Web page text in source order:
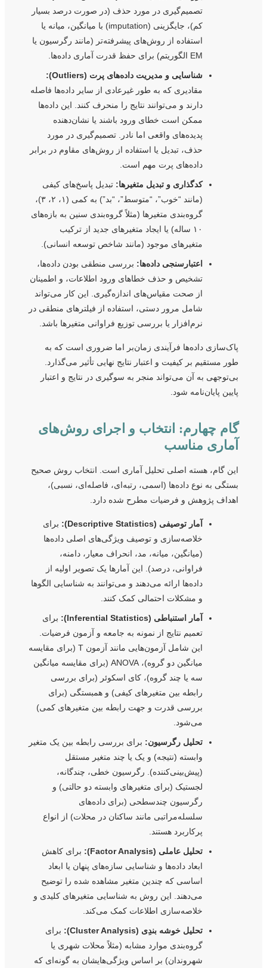
تصمیم‌گیری در مورد حذف (در صورت درصد بسیار
کم)، جایگزینی (imputation) با میانگین، میانه یا
استفاده از روش‌های پیشرفته‌تر (مانند رگرسیون یا
شناسایی و مدیریت داده‌های پرت (Outliers):
مقادیری که به طور غیرعادی از سایر داده‌ها فاصله
دارند و می‌توانند نتایج را منحرف کنند. این داده‌ها
ممکن است خطای ورود باشند یا نشان‌دهنده
پدیده‌های واقعی اما نادر. تصمیم‌گیری در مورد
حذف، تبدیل یا استفاده از روش‌های مقاوم در برابر
داده‌های پرت مهم است.
کدگذاری و تبدیل متغیرها:تبدیل پاسخ‌های کیفی
(مانند “خوب”، “متوسط”، “بد”) به کمی (۱، ۲، ۳)،
گروه‌بندی متغیرها (مثلاً گروه‌بندی سنین به بازه‌های
۱۰ ساله) یا ایجاد متغیرهای جدید از ترکیب
متغیرهای موجود (مانند شاخص توسعه انسانی).
اعتبارسنجی داده‌ها: بررسی منطقی بودن داده‌ها،
تشخیص و حذف خطاهای ورود اطلاعات، و اطمینان
از صحت مقیاس‌های اندازه‌گیری. این کار می‌تواند
شامل مرور دستی، استفاده از فیلترهای منطقی در
نرم‌افزار یا بررسی توزیع فراوانی متغیرها باشد.
پاک‌سازی داده‌ها فرآیندی زمان‌بر اما ضروری است که به
طور مستقیم بر کیفیت و اعتبار نتایج نهایی تأثیر می‌گذارد.
بی‌توجهی به آن می‌تواند منجر به سوگیری در نتایج و اعتبار
پایین پایان‌نامه شود.
گام چهارم: انتخاب و اجرای روش‌های
آماری مناسب
این گام، هسته اصلی تحلیل آماری است. انتخاب روش صحیح
بستگی به نوع داده‌ها (اسمی، رتبه‌ای، فاصله‌ای، نسبی)،
اهداف پژوهش و فرضیات مطرح شده دارد.
آمار توصیفی (Descriptive Statistics):
برای
خلاصه‌سازی و توصیف ویژگی‌های اصلی داده‌ها
(میانگین، میانه، مد، انحراف معیار، دامنه،
فراوانی، درصد). این آمارها یک تصویر اولیه از
داده‌ها ارائه می‌دهند و می‌توانند به شناسایی الگوها
و مشکلات احتمالی کمک کنند.
آمار استنباطی (Inferential Statistics):
برای
تعمیم نتایج از نمونه به جامعه و آزمون فرضیات.
این شامل آزمون‌هایی مانند آزمون T (برای مقایسه
میانگین دو گروه)، ANOVA (برای مقایسه میانگین
سه یا چند گروه)، کای اسکوئر (برای بررسی
رابطه بین متغیرهای کیفی) و همبستگی (برای
بررسی قدرت و جهت رابطه بین متغیرهای کمی)
می‌شود.
تحلیل رگرسیون:برای بررسی رابطه بین یک متغیر
وابسته (نتیجه) و یک یا چند متغیر مستقل
(پیش‌بینی‌کننده). رگرسیون خطی، چندگانه،
لجستیک (برای متغیرهای وابسته دو حالتی) و
رگرسیون چندسطحی (برای داده‌های
سلسله‌مراتبی مانند ساکنان در محلات) از انواع
پرکاربرد هستند.
تحلیل عاملی (Factor Analysis):
برای کاهش
ابعاد داده‌ها و شناسایی سازه‌های پنهان یا ابعاد
اساسی که چندین متغیر مشاهده شده را توضیح
می‌دهند. این روش به شناسایی متغیرهای کلیدی و
خلاصه‌سازی اطلاعات کمک می‌کند.
تحلیل خوشه بندِی (Cluster Analysis):
برای
گروه‌بندی موارد مشابه (مثلاً محلات شهری یا
شهروندان) بر اساس ویژگی‌هایشان به گونه‌ای که